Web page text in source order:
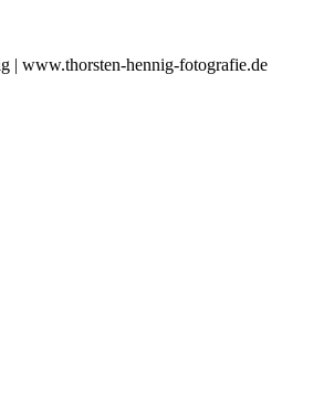
| www.thorsten-hennig-fotografie.de